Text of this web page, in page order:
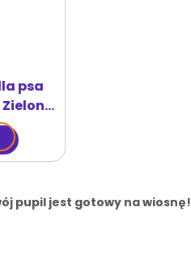
psa
pupil jest gotowy na wiosnę!